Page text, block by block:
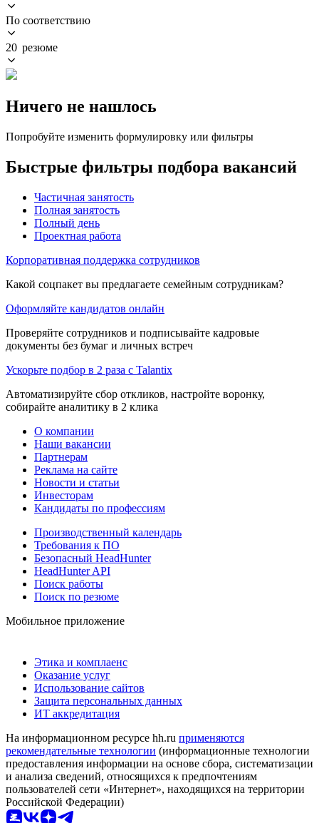
По соответствию
20 резюме
Ничего не нашлось
Попробуйте изменить формулировку или фильтры
Быстрые фильтры подбора вакансий
Частичная занятость
Полная занятость
Полный день
Проектная работа
Корпоративная поддержка сотрудников
Какой соцпакет вы предлагаете семейным сотрудникам?
Оформляйте кандидатов онлайн
Проверяйте сотрудников и подписывайте кадровые
документы без бумаг и личных встреч
Ускорьте подбор в 2 раза с Talantix
Автоматизируйте сбор откликов, настройте воронку,
собирайте аналитику в 2 клика
О компании
Наши вакансии
Партнерам
Реклама на сайте
Новости и статьи
Инвесторам
Кандидаты по профессиям
Производственный календарь
Требования к ПО
Безопасный HeadHunter
HeadHunter API
Поиск работы
Поиск по резюме
Мобильное приложение
Этика и комплаенс
Оказание услуг
Использование сайтов
Защита персональных данных
ИТ аккредитация
На информационном ресурсе hh.ru применяются
рекомендательные технологии (информационные технологии
предоставления информации на основе сбора, систематизации
и анализа сведений, относящихся к предпочтениям
пользователей сети «Интернет», находящихся на территории
Российской Федерации)